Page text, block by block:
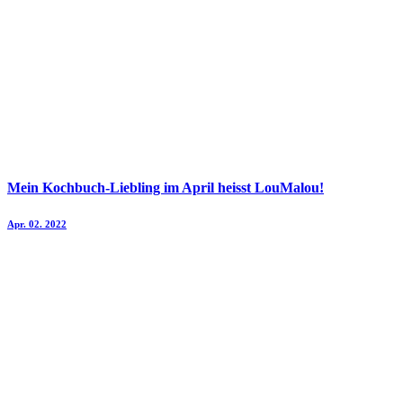
Mein Kochbuch-Liebling im April heisst LouMalou!
Apr. 02. 2022